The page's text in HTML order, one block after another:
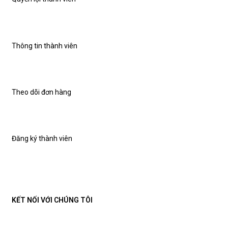
Thông tin thành viên
Theo dõi đơn hàng
Đăng ký thành viên
KẾT NỐI VỚI CHÚNG TÔI